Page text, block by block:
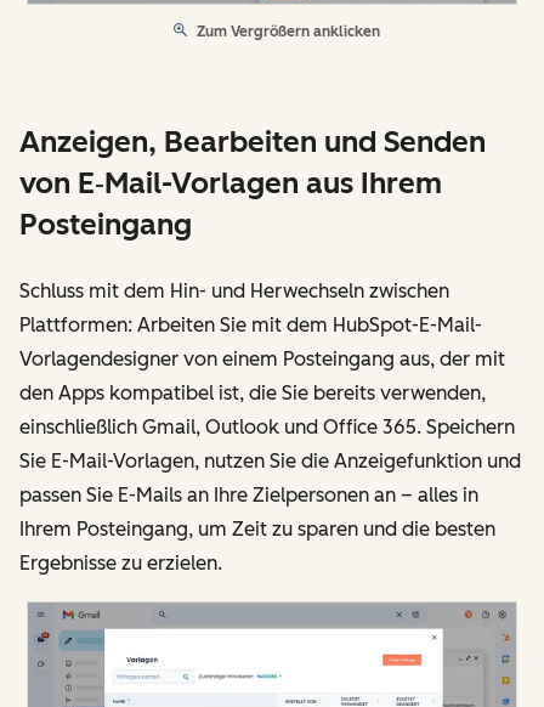
Zum Vergrößern anklicken
Anzeigen, Bearbeiten und Senden
von E‑Mail-Vorlagen aus Ihrem
Posteingang
Schluss mit dem Hin- und Herwechseln zwischen
Plattformen: Arbeiten Sie mit dem HubSpot-E-Mail-
Vorlagendesigner von einem Posteingang aus, der mit
den Apps kompatibel ist, die Sie bereits verwenden,
einschließlich Gmail, Outlook und Office 365. Speichern
Sie E-Mail-Vorlagen, nutzen Sie die Anzeigefunktion und
passen Sie E-Mails an Ihre Zielpersonen an – alles in
Ihrem Posteingang, um Zeit zu sparen und die besten
Ergebnisse zu erzielen.